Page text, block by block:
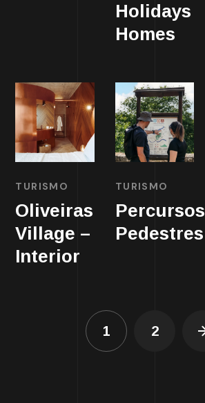
Holidays
Homes
TURISMO
Oliveiras
Village –
Interior
TURISMO
Percursos
Pedestres
1 2